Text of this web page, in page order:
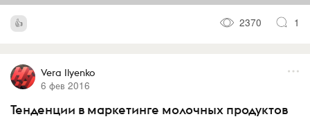
2370 1
Vera Ilyenko
6 фев 2016
Тенденции в маркетинге молочных продуктов